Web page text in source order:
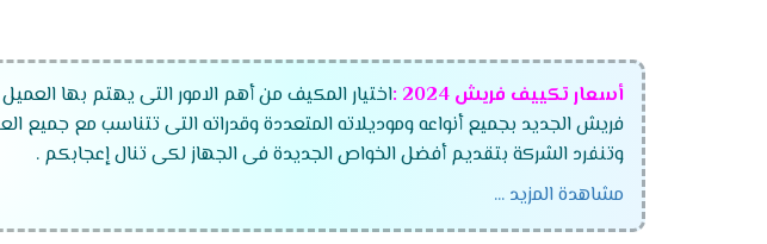
أسعار تكييف فريش 2024
:اختيار المكيف من أهم الامور التى يهتم بها
فريش الجديد بجميع أنواعه وموديلاته المتعددة وقدراته التى تتناسب مع جميع
وتنفرد الشركة بتقديم أفضل الخواص الجديدة فى الجهاز لكى تنال إعجابكم .
موديلات مشاهدة المزيد ...